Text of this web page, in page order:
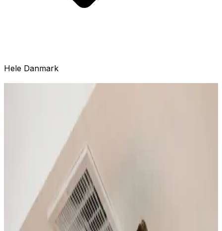
Hele Danmark
Det løser vi for dig i Rønnede
Professionel installation af ventilationsanlæg til boliger
og erhverv i Rønnede. Alle mærker.